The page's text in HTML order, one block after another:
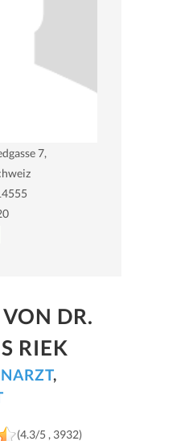
7,
DR.
RIEK
,
(4.3/5 , 3932)